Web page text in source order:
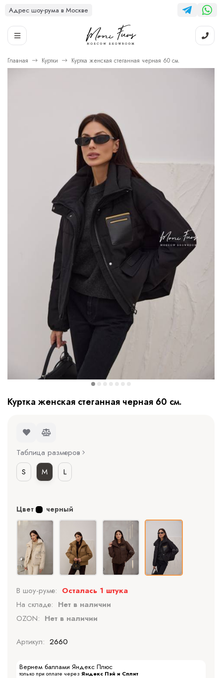
Адрес шоу-рума в Москве
Главная Куртки Куртка женская стеганная черная 60 см.
Куртка женская стеганная черная 60 см.
Таблица размеров
S
M L
Цвет черный
В шоу-руме: Осталась 1 штука
На складе: Нет в наличии
OZON: Нет в наличии
Артикул: 2660
Вернем баллами Яндекс Плюс
только при оплате через Яндекс Пэй и Сплит